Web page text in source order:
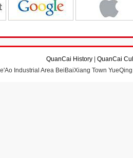
QuanCai History
QuanCai
Industrial Area BeiBaiXiang Town